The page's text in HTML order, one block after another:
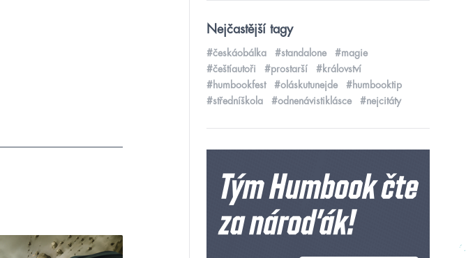
Nejčastější tagy
#českáobálka #standalone
#magie
#češtíautoři
#prostarší
#království
#humbookfest
#oláskutunejde
#humbooktip
#středníškola
#odnenávistiklásce #nejcitáty